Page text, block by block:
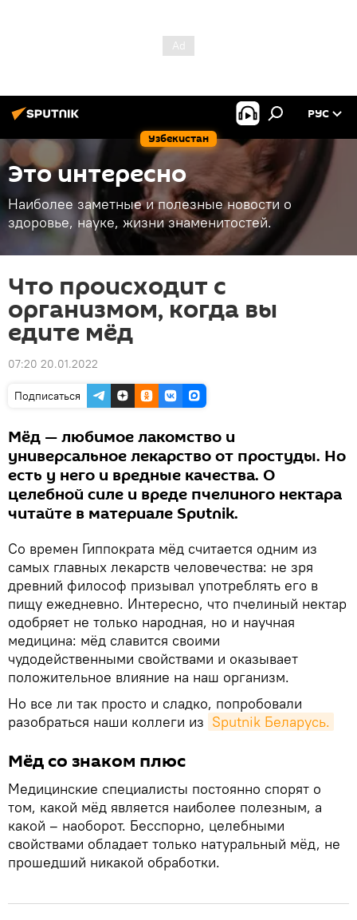
Узбекистан
РУС
Это интересно
Наиболее заметные и полезные новости о
здоровье, науке, жизни знаменитостей.
Что происходит с
организмом, когда вы
едите мёд
07:20 20.01.2022
Подписаться
Мёд — любимое лакомство и
универсальное лекарство от простуды. Но
есть у него и вредные качества. О
целебной силе и вреде пчелиного нектара
читайте в материале Sputnik.
Со времен Гиппократа мёд считается одним из
самых главных лекарств человечества: не зря
древний философ призывал употреблять его в
пищу ежедневно. Интересно, что пчелиный нектар
одобряет не только народная, но и научная
медицина: мёд славится своими
чудодейственными свойствами и оказывает
положительное влияние на наш организм.
Но все ли так просто и сладко, попробовали
разобраться наши коллеги из Sputnik Беларусь.
Мёд со знаком плюс
Медицинские специалисты постоянно спорят о
том, какой мёд является наиболее полезным, а
какой – наоборот. Бесспорно, целебными
свойствами обладает только натуральный мёд, не
прошедший никакой обработки.